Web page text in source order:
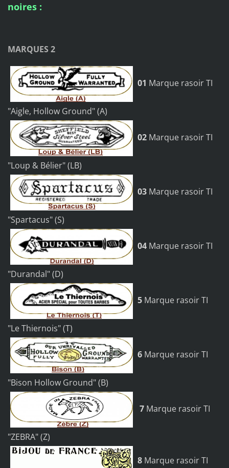
noires :
MARQUES 2
01 Marque rasoir TI
"Aigle, Hollow Ground" (A)
02 Marque rasoir TI
"Loup & Bélier" (LB)
03 Marque rasoir TI
"Spartacus" (S)
04 Marque rasoir TI
"Durandal" (D)
5 Marque rasoir TI
"Le Thiernois" (T)
6 Marque rasoir TI
"Bison Hollow Ground" (B)
7 Marque rasoir TI
"ZEBRA" (Z)
8 Marque rasoir TI